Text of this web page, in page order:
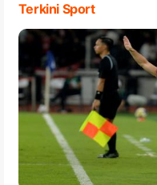
Terkini Sport